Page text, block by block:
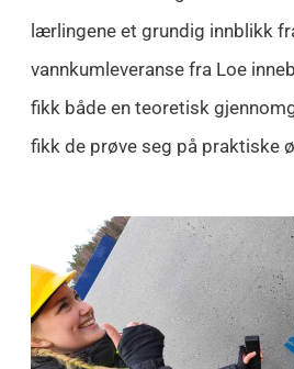
lærlingene et grundig innblikk
vannkumleveranse fra Loe
fikk både en teoretisk
fikk de prøve seg på praktiske